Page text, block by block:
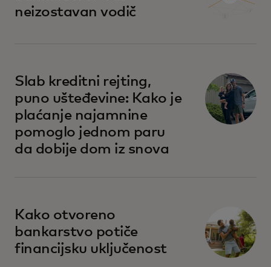
neizostavan vodič
Slab kreditni rejting,
puno ušteđevine: Kako je
plaćanje najamnine
pomoglo jednom paru
da dobije dom iz snova
Kako otvoreno
bankarstvo potiče
financijsku uključenost